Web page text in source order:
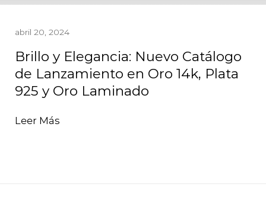
abril 20, 2024
Brillo y Elegancia: Nuevo Catálogo
de Lanzamiento en Oro 14k, Plata
925 y Oro Laminado
Leer Más